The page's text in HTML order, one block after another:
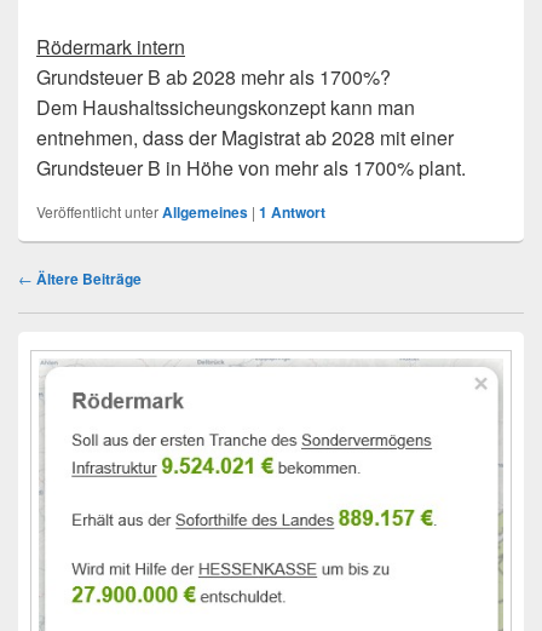
Rödermark intern
Grundsteuer B ab 2028 mehr als 1700%?
Dem Haushaltssicheungskonzept kann man
entnehmen, dass der Magistrat ab 2028 mit einer
Grundsteuer B in Höhe von mehr als 1700% plant.
Veröffentlicht unterAllgemeines | 1 Antwort
Beitragsnavigation
← Ältere Beiträge
Seitenleisten-
Widgetbereich